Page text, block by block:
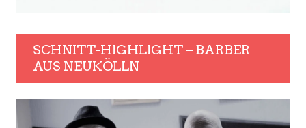
SCHNITT-HIGHLIGHT – BARBER
AUS NEUKÖLLN